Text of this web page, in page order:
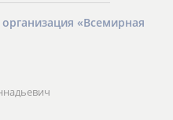
«Всемирная